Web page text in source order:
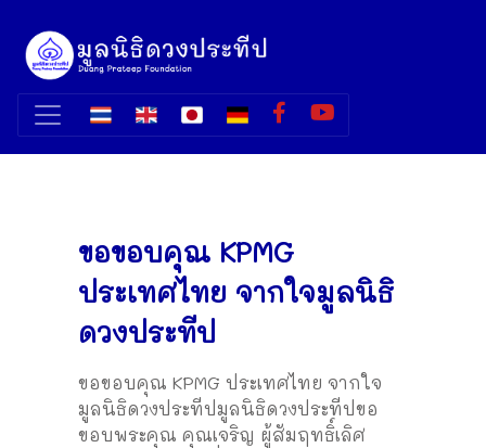
ขอขอบคุณ KPMG
ประเทศไทย จากใจมูลนิธิ
ดวงประทีป
ขอขอบคุณ KPMG ประเทศไทย จากใจ
มูลนิธิดวงประทีป มูลนิธิดวงประทีปขอ
ขอบพระคุณ คุณเจริญ ผู้สัมฤทธิ์เลิศ